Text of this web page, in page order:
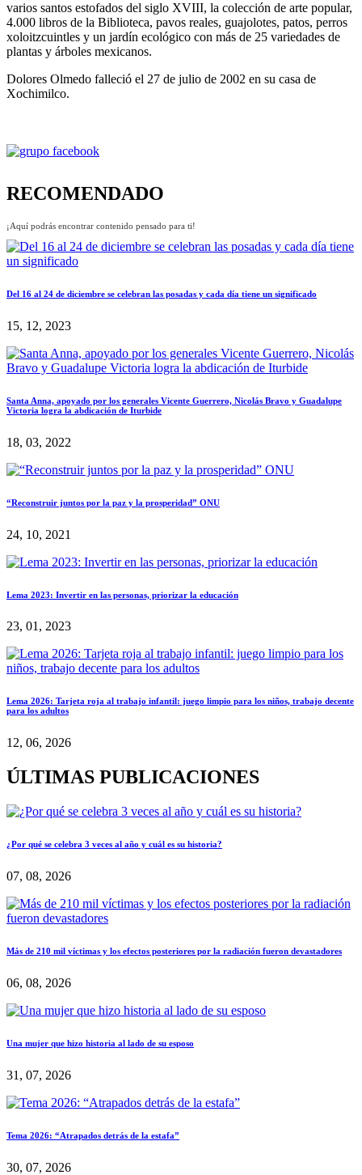
varios santos estofados del siglo XVIII, la colección de arte popular,
4.000 libros de la Biblioteca, pavos reales, guajolotes, patos, perros
xoloitzcuintles y un jardín ecológico con más de 25 variedades de
plantas y árboles mexicanos.
Dolores Olmedo falleció el 27 de julio de 2002 en su casa de
Xochimilco.
RECOMENDADO
¡Aquí podrás encontrar contenido pensado para ti!
Del 16 al 24 de diciembre se celebran las posadas y cada día tiene un significado
15, 12, 2023
Santa Anna, apoyado por los generales Vicente Guerrero, Nicolás Bravo y Guadalupe
Victoria logra la abdicación de Iturbide
18, 03, 2022
“Reconstruir juntos por la paz y la prosperidad” ONU
24, 10, 2021
Lema 2023: Invertir en las personas, priorizar la educación
23, 01, 2023
Lema 2026: Tarjeta roja al trabajo infantil: juego limpio para los niños, trabajo decente
para los adultos
12, 06, 2026
ÚLTIMAS PUBLICACIONES
¿Por qué se celebra 3 veces al año y cuál es su historia?
07, 08, 2026
Más de 210 mil víctimas y los efectos posteriores por la radiación fueron devastadores
06, 08, 2026
Una mujer que hizo historia al lado de su esposo
31, 07, 2026
Tema 2026: “Atrapados detrás de la estafa”
30, 07, 2026